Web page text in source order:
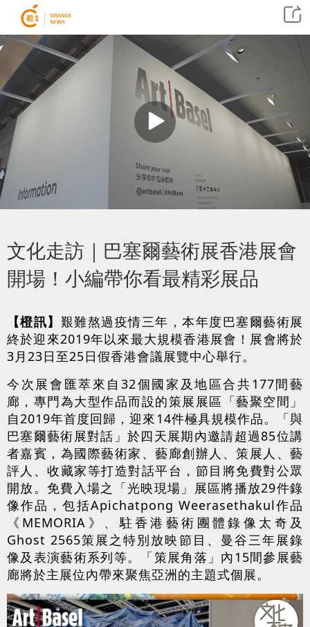
文化走訪｜巴塞爾藝術展香港展會
開場！小編帶你看最精彩展品
【橙訊】 艱難熬過疫情三年，本年度巴塞爾藝術展
終於迎來2019年以來最大規模香港展會！展會將於
3月23日至25日假香港會議展覽中心舉行。
今次展會匯萃來自32個國家及地區合共177間藝
廊，專門為大型作品而設的策展展區「藝聚空間」
自2019年首度回歸，迎來14件極具規模作品。「與
巴塞爾藝術展對話」於四天展期內邀請超過85位講
者嘉賓，為國際藝術家、藝廊創辦人、策展人、藝
評人、收藏家等打造對話平台，節目將免費對公眾
開放。免費入場之「光映現場」展區將播放29件錄
像作品，包括Apichatpong Weerasethakul作品
《MEMORIA》、駐香港藝術團體錄像太奇及
Ghost 2565策展之特別放映節目、曼谷三年展錄
像及表演藝術系列等。「策展角落」內15間參展藝
廊將於主展位內帶來聚焦亞洲的主題式個展。